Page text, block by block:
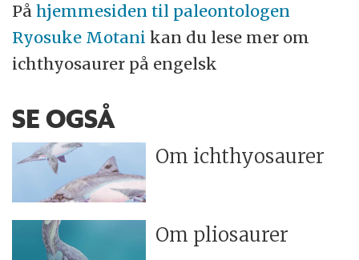
Påhjemmesiden til paleontologen
Ryosuke Motani kan du lese mer om
ichthyosaurer på engelsk
SE OGSÅ
Om ichthyosaurer
Om pliosaurer